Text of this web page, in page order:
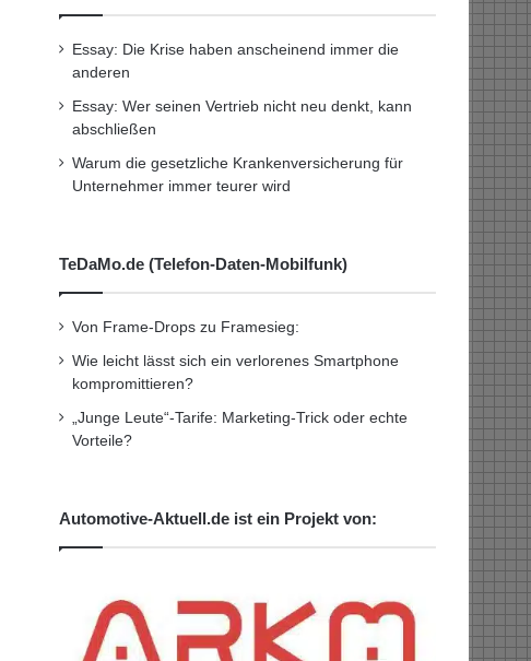
Essay: Die Krise haben anscheinend immer die
anderen
Essay: Wer seinen Vertrieb nicht neu denkt, kann
abschließen
Warum die gesetzliche Krankenversicherung für
Unternehmer immer teurer wird
TeDaMo.de (Telefon-Daten-Mobilfunk)
Von Frame-Drops zu Framesieg:
Wie leicht lässt sich ein verlorenes Smartphone
kompromittieren?
„Junge Leute“-Tarife: Marketing-Trick oder echte
Vorteile?
Automotive-Aktuell.de ist ein Projekt von: